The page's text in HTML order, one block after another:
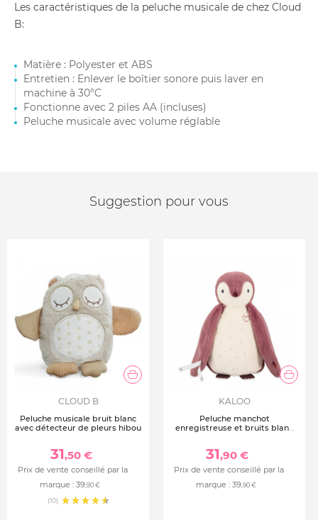
Les caractéristiques de la peluche musicale de chez Cloud
B:
Matière : Polyester et ABS
Entretien : Enlever le boîtier sonore puis laver en
machine à 30°C
Fonctionne avec 2 piles AA (incluses)
Peluche musicale avec volume réglable
Suggestion pour vous
CLOUD B
Peluche musicale bruit blanc
avec détecteur de pleurs hibou
31,50 €
Prix de vente conseillé par la
marque : 39,90 €
(10)
KALOO
Peluche manchot
enregistreuse et bruits blanc
31,90 €
Prix de vente conseillé par la
marque : 39,90 €